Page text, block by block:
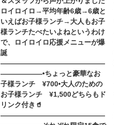
ロイロイロ→平均年齢6歳→6歳と
いえばお子様ランチ→大人もお子
様ランチたべたいよね︎というわけ
で、ロイロイロ応援メニューが爆
誕
———————————————
——————•ちょっと豪華なお
子様ランチ ¥700•大人のための
お子様ランチ ¥1,500どちらもド
リンク付き🥤
———————————————